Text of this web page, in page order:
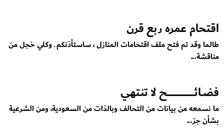
اقتحام عمره ربع قرن
طالما وقد تم فتح ملف اقتحامات المنازل ، ساستأذنكم ـ وكلي خجل من
مناقشة...
فضــائـــــــــــــــــــــــــــح لا تنتهي
ما نسمعه من بيانات من التحالف وبالذات من السعودية، ومن الشرعية
بشأن جز...